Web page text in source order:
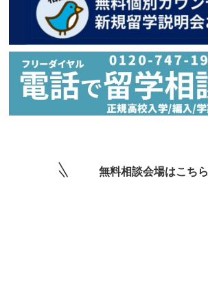
無料相談会場はこちら